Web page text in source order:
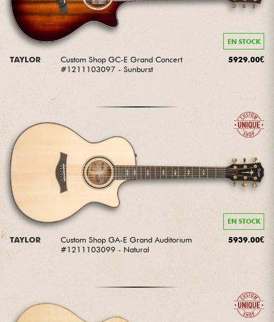
EN STOCK
TAYLOR
Custom Shop GC-E Grand Concert
#1211103097 - Sunburst
5929.00€
EN STOCK
TAYLOR
Custom Shop GA-E Grand Auditorium
#1211103099 - Natural
5939.00€